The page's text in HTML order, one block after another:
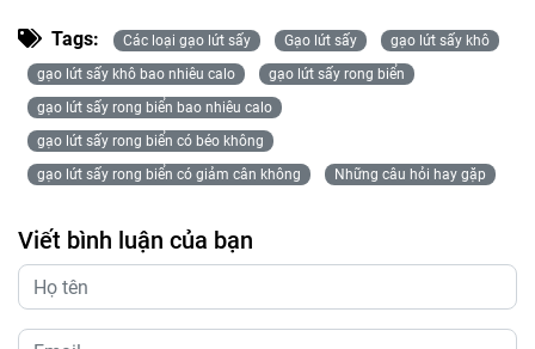
Tags: Các loại gạo lứt sấy Gạo lứt sấy
gạo lứt sấy khô
gạo lứt sấy khô bao nhiêu calo
gạo lứt sấy rong biển
gạo lứt sấy rong biển bao nhiêu calo
gạo lứt sấy rong biển có béo không
gạo lứt sấy rong biển có giảm cân không
Những câu hỏi hay gặp
Viết bình luận của bạn